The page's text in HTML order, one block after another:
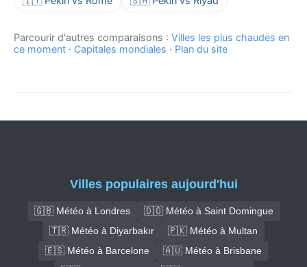
Parcourir d'autres comparaisons : Villes les plus chaudes en
ce moment · Capitales mondiales · Plan du site
Villes populaires aujourd'hui
🇬🇧 Météo à Londres
🇩🇴 Météo à Saint Domingue
🇹🇷 Météo à Diyarbakır
🇵🇰 Météo à Multan
🇪🇸 Météo à Barcelone
🇦🇺 Météo à Brisbane